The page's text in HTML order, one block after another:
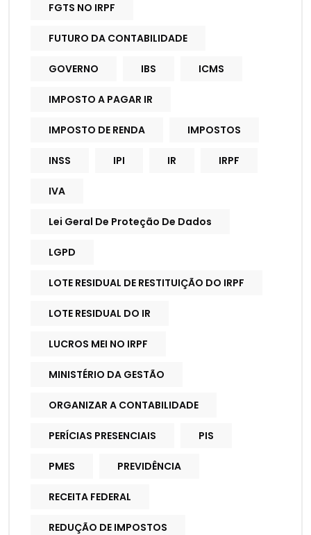
FGTS NO IRPF
FUTURO DA CONTABILIDADE
GOVERNO IBS ICMS
IMPOSTO A PAGAR IR
IMPOSTO DE RENDA IMPOSTOS
INSS IPI IR IRPF
IVA
Lei Geral De Proteção De Dados
LGPD
LOTE RESIDUAL DE RESTITUIÇÃO DO IRPF
LOTE RESIDUAL DO IR
LUCROS MEI NO IRPF
MINISTÉRIO DA GESTÃO
ORGANIZAR A CONTABILIDADE
PERÍCIAS PRESENCIAIS PIS
PMES PREVIDÊNCIA
RECEITA FEDERAL
REDUÇÃO DE IMPOSTOS